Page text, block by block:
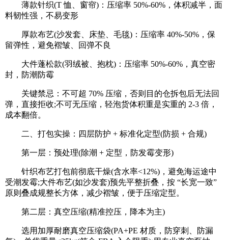
薄款针织(T 恤、窗帘)：压缩率 50%-60%，体积减半，面
料韧性强，不易变形
厚款布艺(沙发套、床垫、毛毯)：压缩率 40%-50%，保
留弹性，避免褶皱、回弹不良
大件蓬松款(羽绒被、抱枕)：压缩率 50%-60%，真空密
封，防潮防霉
关键禁忌：不可超 70% 压缩，否则目的仓拆包后无法回
弹，直接拒收;不可无压缩，轻泡货体积重是实重的 2-3 倍，
成本翻倍。
二、打包实操：四层防护 + 标准化定型(防损 + 合规)
第一层：预处理(除潮 + 定型，防发霉变形)
针织布艺打包前彻底干燥(含水率<12%)，避免海运途中
受潮发霉;大件布艺(如沙发套)预先平整折叠，按 “长宽一致”
原则叠成规整长方体，减少褶皱，便于压缩定型。
第二层：真空压缩(精准控压，降本为主)
选用加厚耐磨真空压缩袋(PA+PE 材质，防穿刺、防漏